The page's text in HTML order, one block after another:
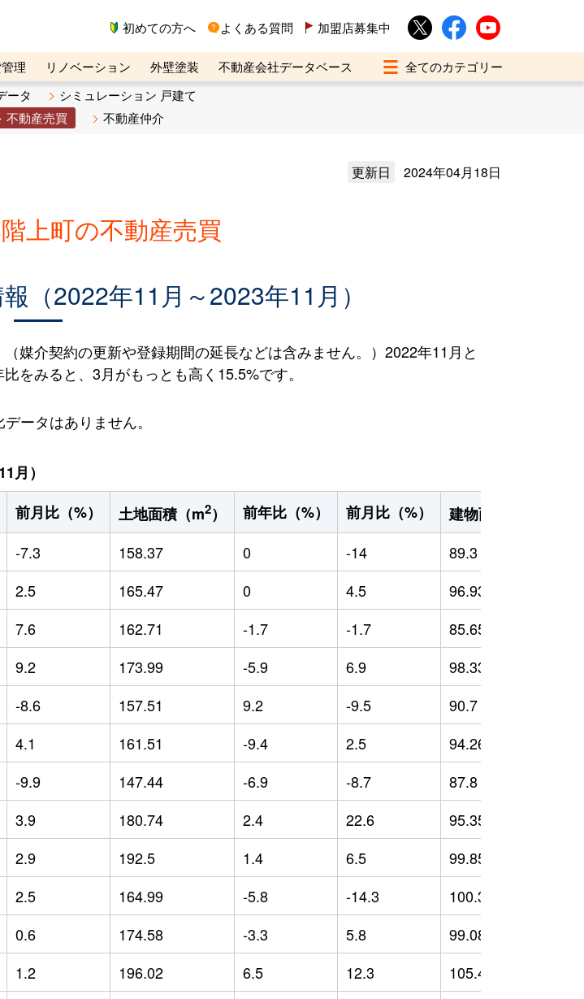
初めての方へ よくある質問 加盟店募集中
理 リノベーション 外壁塗装
不動産会社データベース
ンBiz 不動産売却ご相談デスク
ータ
シミュレーション 戸建て
不動産売買 不動産仲介
更新日 2024年04月18日
上町の不動産売買
（2022年11月～2023年11月）
媒介契約の更新や登録期間の延長などは含みません。）2022年11月と
をみると、3月がもっとも高く15.5%です。
ータはありません。
月）
前月比（%） 土地面積（m2） 前年比（%） 前月比（%） 建物面積（m
-7.3 158.37 0 -14 89.3
2.5 165.47 0 4.5 96.93
7.6 162.71 -1.7 -1.7 85.65
9.2 173.99 -5.9 6.9 98.33
-8.6 157.51 9.2 -9.5 90.7
4.1 161.51 -9.4 2.5 94.26
-9.9 147.44 -6.9 -8.7 87.8
3.9 180.74 2.4 22.6 95.35
2.9 192.5 1.4 6.5 99.85
2.5 164.99 -5.8 -14.3 100.31
0.6 174.58 -3.3 5.8 99.08
1.2 196.02 6.5 12.3 105.46